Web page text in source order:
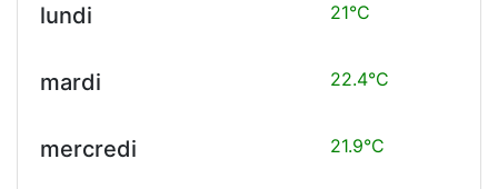
lundi 21°C
mardi 22.4°C
mercredi 21.9°C